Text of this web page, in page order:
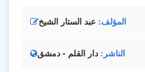
المؤلف عبد الستار الشيخ
الناشر دار القلم - دمشق